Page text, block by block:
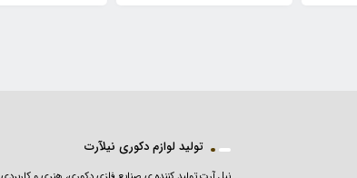
تولید لوازم دکوری نیلآرت